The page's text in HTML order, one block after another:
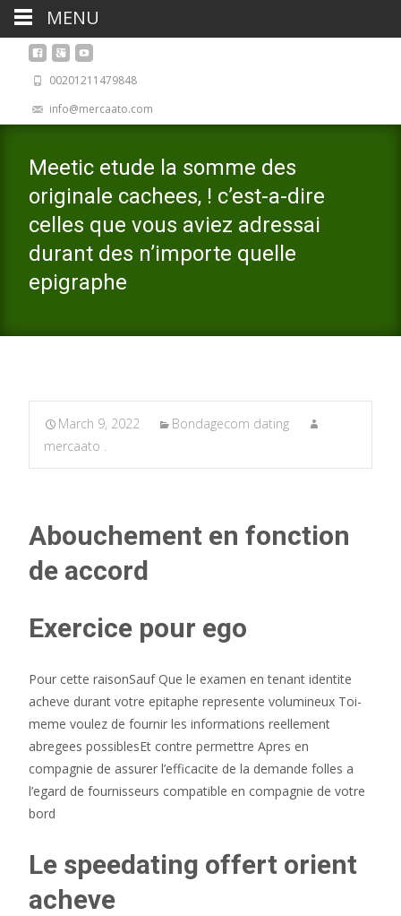
00201211479848
info@mercaato.com
Meetic etude la somme des
originale cachees, ! c’est-a-dire
celles que vous aviez adressai
durant des n’importe quelle
epigraphe
March 9, 2022
Bondagecom dating
mercaato .
Abouchement en fonction
de accord
Exercice pour ego
Pour cette raisonSauf Que le examen en tenant identite
acheve durant votre epitaphe represente volumineux Toi-
meme voulez de fournir les informations reellement
abregees possiblesEt contre permettre Apres en
compagnie de assurer l’efficacite de la demande folles a
l’egard de fournisseurs compatible en compagnie de votre
bord
Le speedating offert orient
acheve
MENU